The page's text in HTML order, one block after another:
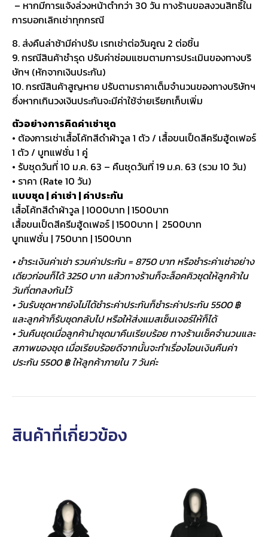
– หากมีการแจ้งล่วงหน้าต่ำกว่า 30 วัน ทางร้านขอสงวนสิทธิ์ใน
การบอกเลิกเช่าทุกกรณี
8. ส่งคืนล่าช้ามีค่าปรับ เรทเช่าต่อวันคูณ 2 ต่อชิ้น
9. กรณีสินค้าชำรุด ปรับค่าซ่อมแซมตามการประเมินของทางบริ
ษัทฯ (หักจากเงินประกัน)
10. กรณีสินค้าสูญหาย ปรับตามราคาเต็มจำนวนของทางบริษัทฯ
ซึ่งหากเกินวงเงินประกันจะมีค่าใช้จ่ายเรียกเก็บเพิ่ม
ตัวอย่างการคิดค่าเช่าชุด
• ต้องการเช่าเสื้อโค้ทสีดำผ้าวูล 1 ตัว / เสื้อขนเป็ดสีครีมฮู้ดเฟอร์
1 ตัว / บูทแฟชั่น 1 คู่
• รับชุดวันที่ 10 ม.ค. 63 – คืนชุดวันที่ 19 ม.ค. 63 (รวม 10 วัน)
• ราคา (Rate 10 วัน)
แบบชุด | ค่าเช่า | ค่าประกัน
เสื้อโค้ทสีดำผ้าวูล | 1000บาท | 1500บาท
เสื้อขนเป็ดสีครีมฮู้ดเฟอร์ | 1500บาท | 2500บาท
บูทแฟชั่น | 750บาท | 1500บาท
• ชำระเงินค่าเช่า รวมค่าประกัน = 8750 บาท หรือชำระค่าเช่าอย่าง
เดียวก่อนก็ได้ 3250 บาท แล้วทางร้านก็จะล็อคคิวชุดให้ลูกค้าใน
วันที่ตกลงกันไว้
• วันรับชุดหากยังไม่ได้ชำระค่าประกันก็ชำระค่าประกัน 5500 ฿
และลูกค้าก็รับชุดกลับไป หรือให้ส่งแมสเซ็นเจอร์ให้ก็ได้
• วันคืนชุดเมื่อลูกค้านำชุดมาคืนเรียบร้อย ทางร้านเช็คจำนวนและ
สภาพของชุด เมื่อเรียบร้อยดีจากนั้นจะทำเรื่องโอนเงินคืนค่า
ประกัน 5500 ฿ ให้ลูกค้าภายใน 7 วันค่ะ
สินค้าที่เกี่ยวข้อง